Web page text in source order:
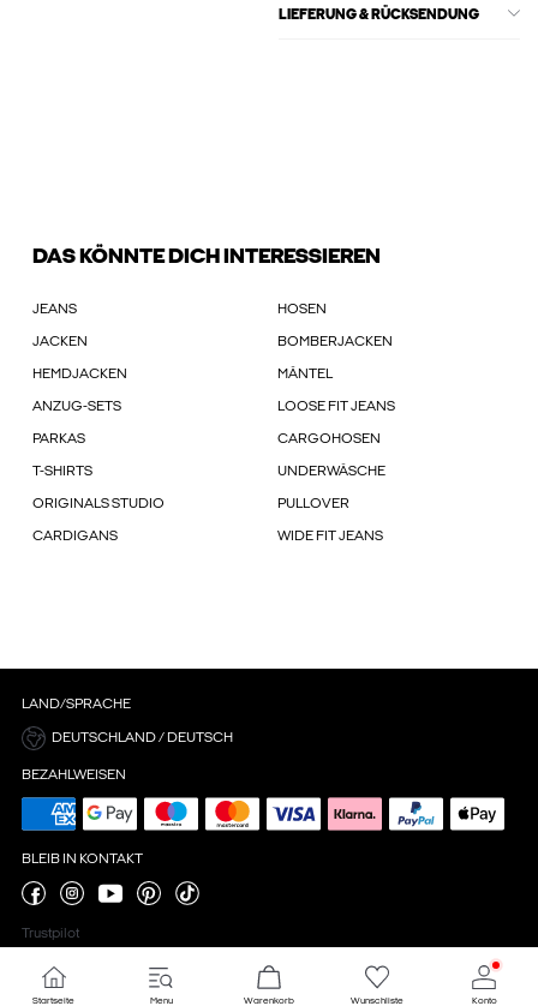
LIEFERUNG & RÜCKSENDUNG
DAS KÖNNTE DICH INTERESSIEREN
JEANS HOSEN
JACKEN BOMBERJACKEN
HEMDJACKEN MÄNTEL
ANZUG-SETS LOOSE FIT JEANS
PARKAS CARGOHOSEN
T-SHIRTS UNDERWÄSCHE
ORIGINALS STUDIO PULLOVER
CARDIGANS WIDE FIT JEANS
LAND/SPRACHE
DEUTSCHLAND / DEUTSCH
BEZAHLWEISEN
BLEIB IN KONTAKT
Trustpilot
Startseite Menu Warenkorb Wunschliste Konto